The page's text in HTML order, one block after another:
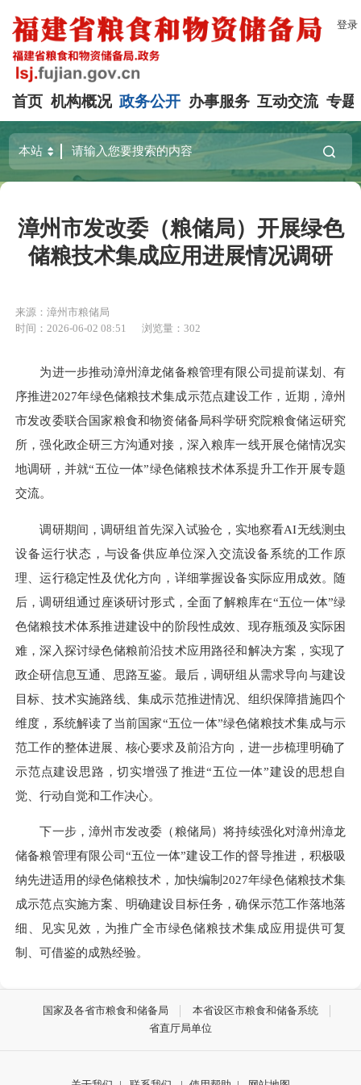
登录
首页 机构概况 政务公开 办事服务 互动交流 专题
漳州市发改委（粮储局）开展绿色
储粮技术集成应用进展情况调研
来源：漳州市粮储局
时间：2026-06-02 08:51
浏览量：302
为进一步推动漳州漳龙储备粮管理有限公司提前谋划、有
序推进2027年绿色储粮技术集成示范点建设工作，近期，漳州
市发改委联合国家粮食和物资储备局科学研究院粮食储运研究
所，强化政企研三方沟通对接，深入粮库一线开展仓储情况实
地调研，并就“五位一体”绿色储粮技术体系提升工作开展专题
交流。
调研期间，调研组首先深入试验仓，实地察看AI无线测虫
设备运行状态，与设备供应单位深入交流设备系统的工作原
理、运行稳定性及优化方向，详细掌握设备实际应用成效。随
后，调研组通过座谈研讨形式，全面了解粮库在“五位一体”绿
色储粮技术体系推进建设中的阶段性成效、现存瓶颈及实际困
难，深入探讨绿色储粮前沿技术应用路径和解决方案，实现了
政企研信息互通、思路互鉴。最后，调研组从需求导向与建设
目标、技术实施路线、集成示范推进情况、组织保障措施四个
维度，系统解读了当前国家“五位一体”绿色储粮技术集成与示
范工作的整体进展、核心要求及前沿方向，进一步梳理明确了
示范点建设思路，切实增强了推进“五位一体”建设的思想自
觉、行动自觉和工作决心。
下一步，漳州市发改委（粮储局）将持续强化对漳州漳龙
储备粮管理有限公司“五位一体”建设工作的督导推进，积极吸
纳先进适用的绿色储粮技术，加快编制2027年绿色储粮技术集
成示范点实施方案、明确建设目标任务，确保示范工作落地落
细、见实见效，为推广全市绿色储粮技术集成应用提供可复
制、可借鉴的成熟经验。
国家及各省市粮食和储备局
本省设区市粮食和储备系统
省直厅局单位